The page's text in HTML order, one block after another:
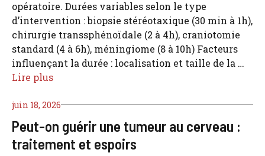
juin 18, 2026
Peut-on guérir une tumeur au cerveau :
traitement et espoirs
opératoire. Durées variables selon le type
d’intervention : biopsie stéréotaxique (30 min à 1h),
chirurgie transsphénoïdale (2 à 4h), craniotomie
standard (4 à 6h), méningiome (8 à 10h) Facteurs
influençant la durée : localisation et taille de la …
Lire plus